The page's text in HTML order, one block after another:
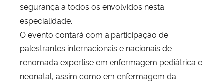
segurança a todos os envolvidos nesta
especialidade.
O evento contará com a participação de
palestrantes internacionais e nacionais de
renomada expertise em enfermagem pediátrica e
neonatal, assim como em enfermagem da